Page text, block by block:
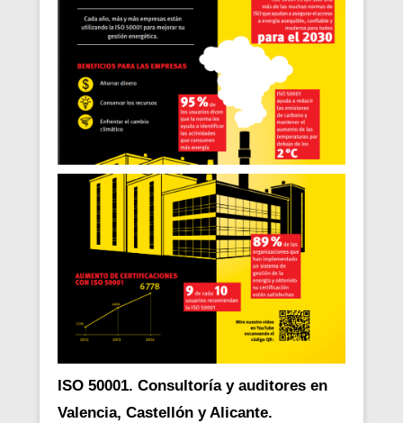
ISO 50001. Consultoría y auditores en
Valencia, Castellón y Alicante.